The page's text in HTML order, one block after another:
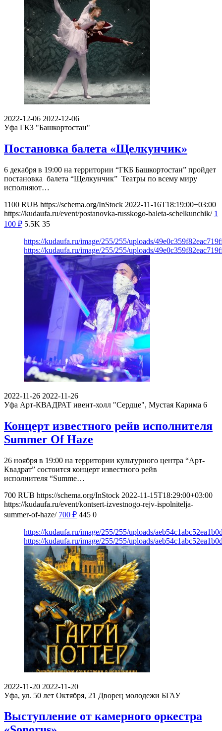
2022-12-06 2022-12-06
Уфа ГКЗ "Башкортостан"
Постановка балета «Щелкунчик»
6 декабря в 19:00 на территории “ГКБ Башкортостан” пройдет
постановка балета “Щелкунчик” Театры по всему миру
исполняют…
1100 RUB https://schema.org/InStock 2022-11-16T18:19:00+03:00
https://kudaufa.ru/event/postanovka-russkogo-baleta-schelkunchik/ 1
100 ₽ 5.5K 35
https://kudaufa.ru/image/255/255/uploads/
https://kudaufa.ru/image/255/255/uploads/
2022-11-26 2022-11-26
Уфа Арт-КВАДРАТ ивент-холл "Сердце", Мустая Карима 6
Концерт известного рейв исполнителя
Summer Of Haze
26 ноября в 19:00 на территории культурного центра “Арт-
Квадрат” состоится концерт известного рейв
исполнителя “Summe…
700 RUB https://schema.org/InStock 2022-11-15T18:29:00+03:00
https://kudaufa.ru/event/kontsert-izvestnogo-rejv-ispolnitelja-
summer-of-haze/ 700 ₽ 445 0
https://kudaufa.ru/image/255/255/uploads/
https://kudaufa.ru/image/255/255/uploads/
2022-11-20 2022-11-20
Уфа, ул. 50 лет Октября, 21 Дворец молодежи БГАУ
Выступление от камерного оркестра